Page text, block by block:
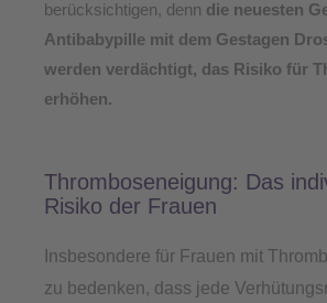
berücksichtigen, denn die neuesten
Antibabypille mit dem Gestagen
werden verdächtigt, das Risiko für
erhöhen.
Thromboseneigung: Das
Risiko der Frauen
Insbesondere für Frauen mit
zu bedenken, dass jede